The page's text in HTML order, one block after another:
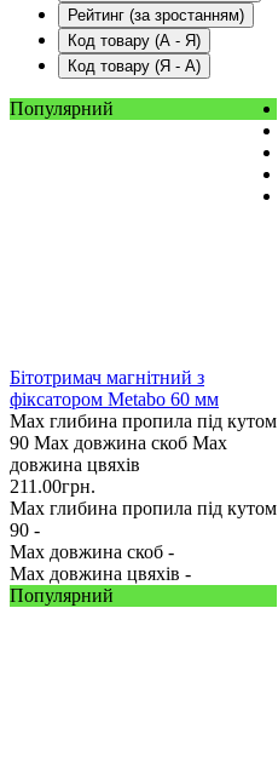
Рейтинг (за зростанням)
Код товару (А - Я)
Код товару (Я - А)
Популярний
Бітотримач магнітний з
фіксатором Metabo 60 мм
Max глибина пропила під кутом
90 Max довжина скоб Max
довжина цвяхів
211.00грн.
Max глибина пропила під кутом
90 -
Max довжина скоб -
Max довжина цвяхів -
Популярний